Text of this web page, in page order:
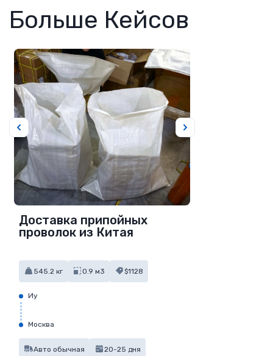
Больше Кейсов
Доставка припойных
проволок из Китая
545.2 кг 0.9 м3 $1128
Иу
Москва
Авто обычная 20-25 дня